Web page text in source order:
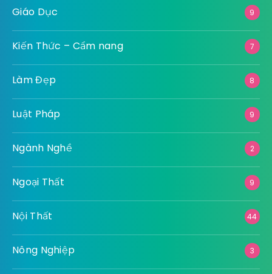
Giáo Dục 9
Kiến Thức – Cẩm nang 7
Làm Đẹp 8
Luật Pháp 9
Ngành Nghề 2
Ngoại Thất 9
Nội Thất 44
Nông Nghiệp 3